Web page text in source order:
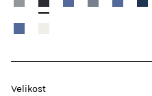
Velikost